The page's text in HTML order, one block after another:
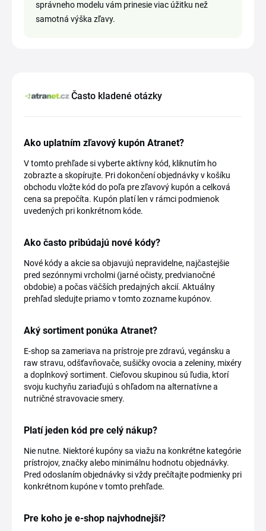
správneho modelu vám prinesie viac úžitku než
samotná výška zľavy.
Často kladené otázky
Ako uplatním zľavový kupón Atranet?
V tomto prehľade si vyberte aktívny kód, kliknutím ho
zobrazte a skopírujte. Pri dokončení objednávky v košíku
obchodu vložte kód do poľa pre zľavový kupón a celková
cena sa prepočíta. Kupón platí len v rámci podmienok
uvedených pri konkrétnom kóde.
Ako často pribúdajú nové kódy?
Nové kódy a akcie sa objavujú nepravidelne, najčastejšie
pred sezónnymi vrcholmi (jarné očisty, predvianočné
obdobie) a počas väčších predajných akcií. Aktuálny
prehľad sledujte priamo v tomto zozname kupónov.
Aký sortiment ponúka Atranet?
E-shop sa zameriava na prístroje pre zdravú, vegánsku a
raw stravu, odšťavňovače, sušičky ovocia a zeleniny, mixéry
a doplnkový sortiment. Cieľovou skupinou sú ľudia, ktorí
svoju kuchyňu zariaďujú s ohľadom na alternatívne a
nutričné stravovacie smery.
Platí jeden kód pre celý nákup?
Nie nutne. Niektoré kupóny sa viažu na konkrétne kategórie
prístrojov, značky alebo minimálnu hodnotu objednávky.
Pred odoslaním objednávky si vždy prečítajte podmienky pri
konkrétnom kupóne v tomto prehľade.
Pre koho je e-shop najvhodnejší?